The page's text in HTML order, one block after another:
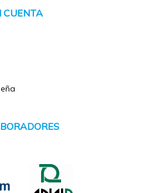
CUENTA